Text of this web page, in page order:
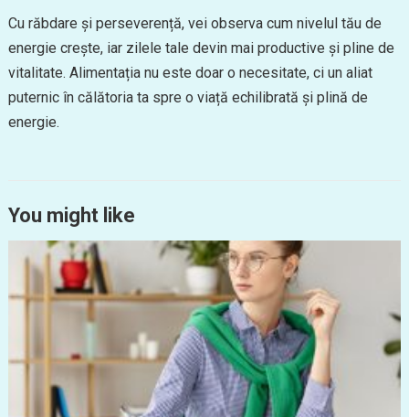
Cu răbdare și perseverență, vei observa cum nivelul tău de
energie crește, iar zilele tale devin mai productive și pline de
vitalitate. Alimentația nu este doar o necesitate, ci un aliat
puternic în călătoria ta spre o viață echilibrată și plină de
energie.
You might like